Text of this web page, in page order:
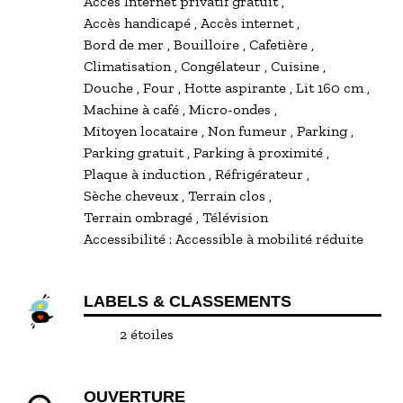
Il est l'heure d'aller au lit ... Vous allez passer une
super soirée ainsi qu'une superbe nuit dans le
grand lit en bois de palettes 160 x 200 cms, le
matelas est juste génial ! Et en prime, pour vos
soirées cocooning et romantiques, une jolie
guirlande lumineuse ...
Pour votre repos complet, le linge de lit et de
toilettes sont mis à votre disposition
gratuitement, ne vous occupez pas du ménage en
Pour les inconditionnel(le)s fées du logis et les
séjours longs, tout le matériel de ménage est
petit linge, serviettes et maillots de bain.
Accès handicapé Accès internet
Bord de mer Bouilloire Cafetière
Climatisation Congélateur Cuisine
Douche Four Hotte aspirante Lit 160 cm
Machine à café Micro-ondes
Mitoyen locataire Non fumeur Parking
Parking gratuit Parking à proximité
Plaque à induction Réfrigérateur
Sèche cheveux Terrain clos
Terrain ombragé Télévision
Accessibilité : Accessible à mobilité réduite
LABELS & CLASSEMENTS
2 étoiles
OUVERTURE